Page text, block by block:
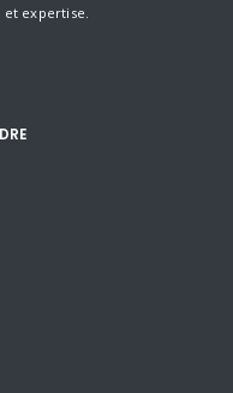
expertise.